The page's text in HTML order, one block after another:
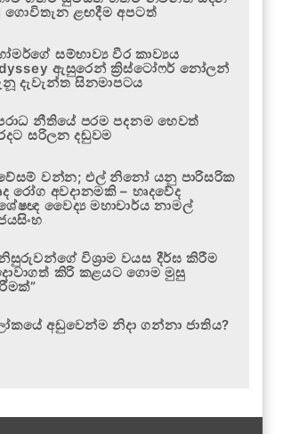
ගොවිතැන ළඟදීම අපටත්
සම්භාව්‍ය වීර කාව්‍යය
ඇසුරෙන් ක්‍රිස්ටෝෆර් නෝලන්
දැවැන්ත සිනමාපටය
නීතියේ පරම පදනම හෙවත්
සරිලන දඬුවම
වන්න; එල් නිනෝ යනු පාරිසරික
රෝග අවදානමකි – හෘදවේද
වෛද්‍ය මහාචාර්ය නාමල්
විශ්‍රාම වයස දීර්ඝ කිරීම
කිරි කළයට ගොම මුසු
අඩුවෙන්ම නිදා ගන්නා ජාතිය?